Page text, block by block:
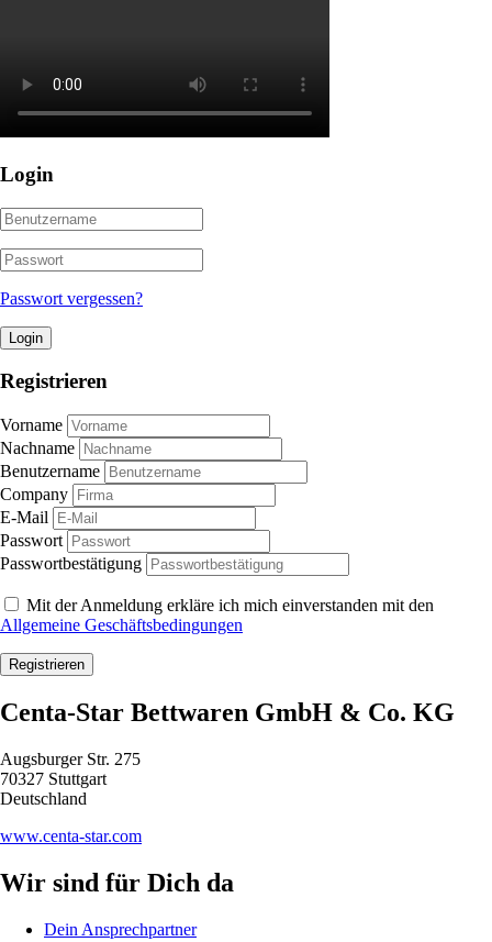
Login
Passwort vergessen?
Login
Registrieren
Vorname
Nachname
Benutzername
Company
E-Mail
Passwort
Passwortbestätigung
Mit der Anmeldung erkläre ich mich einverstanden mit den
Allgemeine Geschäftsbedingungen
Registrieren
Centa-Star Bettwaren GmbH & Co. KG
Augsburger Str. 275
70327 Stuttgart
Deutschland
www.centa-star.com
Wir sind für Dich da
Dein Ansprechpartner